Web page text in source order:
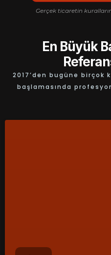
Gerçek ticaretin
En Büyük
2017’den bugüne birçok
başlamasında